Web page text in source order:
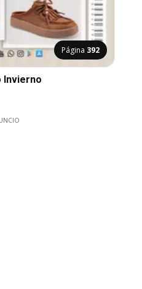
Página 392
Invierno